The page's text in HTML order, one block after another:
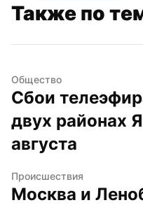
Также по
Общество
Сбои
двух районах
августа
Происшествия
Москва и